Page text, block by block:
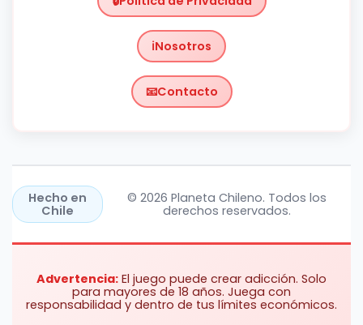
Nosotros
Contacto
Hecho en
Chile
© 2026 Planeta Chileno. Todos los
derechos reservados.
Advertencia: El juego puede crear adicción. Solo
para mayores de 18 años. Juega con
responsabilidad y dentro de tus límites económicos.